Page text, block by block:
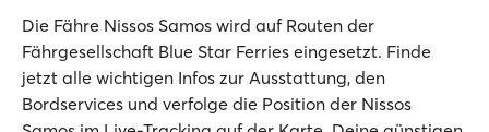
Die Fähre Nissos Samos wird auf Routen der
Fährgesellschaft Blue Star Ferries eingesetzt. Finde
jetzt alle wichtigen Infos zur Ausstattung, den
Bordservices und verfolge die Position der Nissos